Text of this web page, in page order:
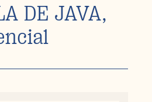
DE JAVA,